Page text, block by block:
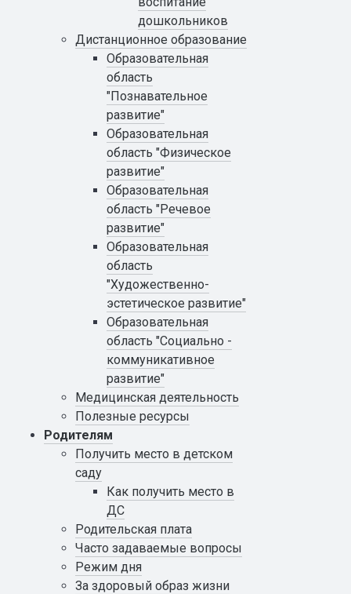
дошкольников
Дистанционное образование
Образовательная
область
"Познавательное
развитие"
Образовательная
область "Физическое
развитие"
Образовательная
область "Речевое
развитие"
Образовательная
область
"Художественно-
эстетическое развитие"
Образовательная
область "Социально -
коммуникативное
развитие"
Медицинская деятельность
Полезные ресурсы
Родителям
Получить место в детском
саду
Как получить место в
ДС
Родительская плата
Часто задаваемые вопросы
Режим дня
За здоровый образ жизни